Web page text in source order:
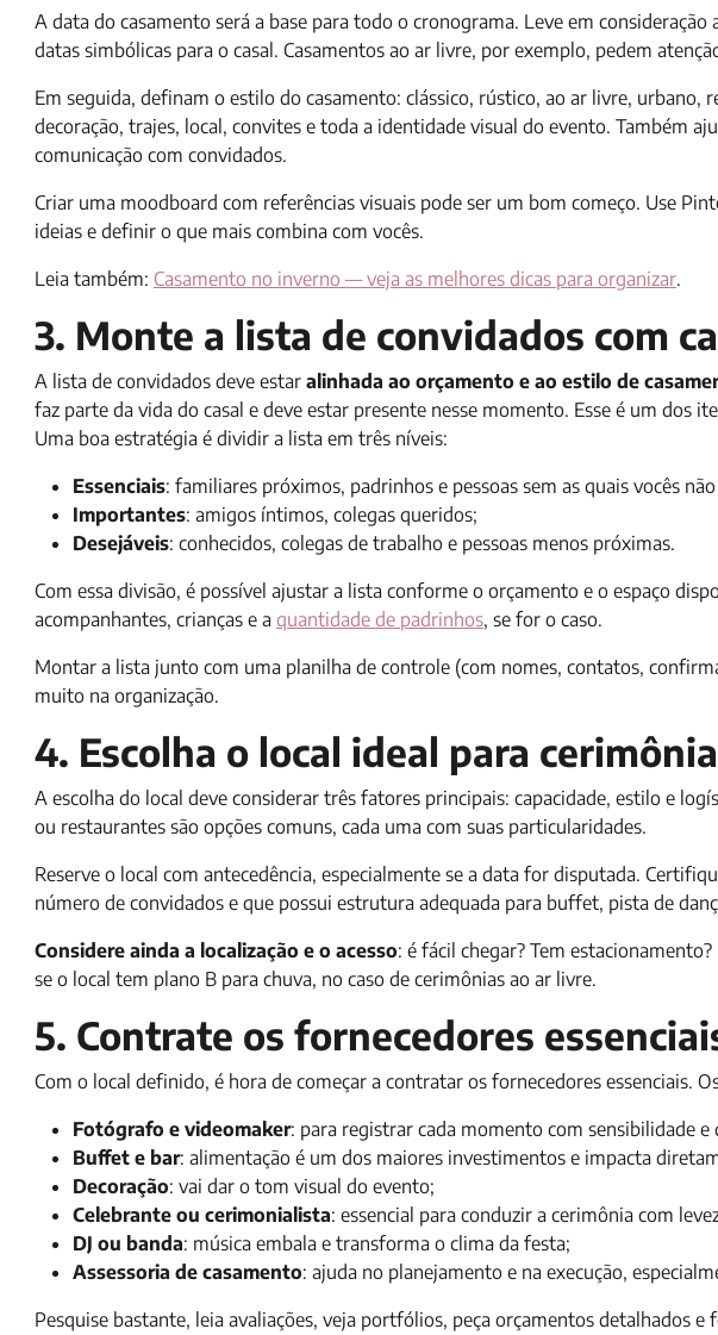
A data do casamento será a base para todo o cronograma. Leve em
datas simbólicas para o casal. Casamentos ao ar livre, por exemplo, pedem
Em seguida, definam o estilo do casamento: clássico, rústico, ao ar livre, urbano,
decoração, trajes, local, convites e toda a identidade visual do evento. Também
comunicação com convidados.
Criar uma moodboard com referências visuais pode ser um bom começo. Use
ideias e definir o que mais combina com vocês.
Leia também: Casamento no inverno — veja as melhores dicas para organizar.
3. Monte a lista de convidados com
A lista de convidados deve estar alinhada ao orçamento e ao estilo de
faz parte da vida do casal e deve estar presente nesse momento. Esse é um dos
Uma boa estratégia é dividir a lista em três níveis:
Essenciais: familiares próximos, padrinhos e pessoas sem as quais vocês
Importantes: amigos íntimos, colegas queridos;
Desejáveis: conhecidos, colegas de trabalho e pessoas menos próximas.
Com essa divisão, é possível ajustar a lista conforme o orçamento e o espaço
acompanhantes, crianças e a quantidade de padrinhos, se for o caso.
Montar a lista junto com uma planilha de controle (com nomes, contatos,
muito na organização.
4. Escolha o local ideal para
A escolha do local deve considerar três fatores principais: capacidade, estilo e
ou restaurantes são opções comuns, cada uma com suas particularidades.
Reserve o local com antecedência, especialmente se a data for disputada.
número de convidados e que possui estrutura adequada para buffet, pista de
Considere ainda a localização e o acesso: é fácil chegar? Tem
se o local tem plano B para chuva, no caso de cerimônias ao ar livre.
5. Contrate os fornecedores
Com o local definido, é hora de começar a contratar os fornecedores essenciais.
Fotógrafo e videomaker: para registrar cada momento com sensibilidade e
Buffet e bar: alimentação é um dos maiores investimentos e impacta
Decoração: vai dar o tom visual do evento;
Celebrante ou cerimonialista: essencial para conduzir a cerimônia com
DJ ou banda: música embala e transforma o clima da festa;
Assessoria de casamento: ajuda no planejamento e na execução,
Pesquise bastante, leia avaliações, veja portfólios, peça orçamentos detalhados